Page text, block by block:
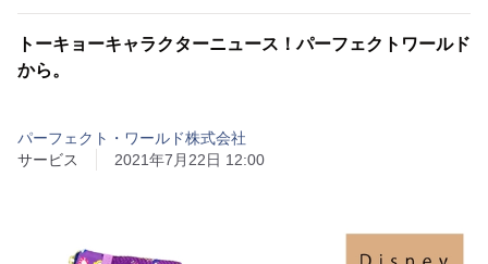
トーキョーキャラクターニュース！パーフェクトワールド
から。
パーフェクト・ワールド株式会社
サービス
2021年7月22日 12:00